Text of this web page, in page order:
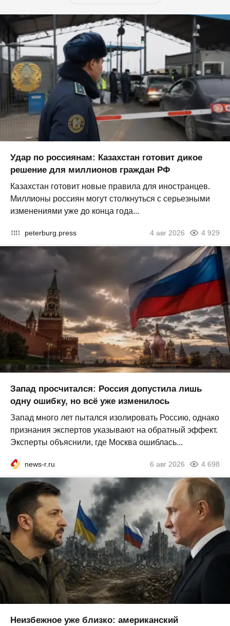
Удар по россиянам: Казахстан готовит дикое
решение для миллионов граждан РФ
Казахстан готовит новые правила для иностранцев.
Миллионы россиян могут столкнуться с серьезными
изменениями уже до конца года...
peterburg.press 4 авг 2026 4 929
Запад просчитался: Россия допустила лишь
одну ошибку, но всё уже изменилось
Запад много лет пытался изолировать Россию, однако
признания экспертов указывают на обратный эффект.
Эксперты объяснили, где Москва ошиблась...
news-r.ru 6 авг 2026 4 698
Неизбежное уже близко: американский